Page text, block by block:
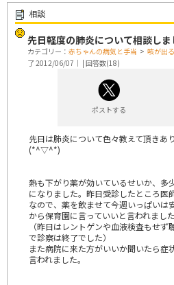
相談
先日軽度の肺炎について相談しま
カテゴリー： 赤ちゃんの病気と手当 > 咳が出
了 2012/06/07｜ | 回答数(18)
ポストする
先日は肺炎について色々教えて頂きあ
(*^▽^*)
熱も下がり薬が効いているせいか、多
になりました。昨日受診したところ医
なので、薬を飲ませて今週いっぱいは
から保育園に言っていいと言われました
（昨日はレントゲンや血液検査もせ
で診察は終了でした）
また病院に来た方がいいか聞いたら症
言われました。